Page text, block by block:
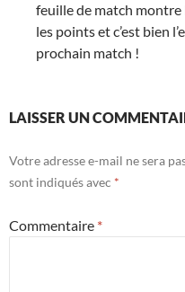
feuille de match montre
les points et c’est bien
prochain match !
LAISSER UN
Votre adresse e-mail ne sera
sont indiqués avec *
Commentaire *